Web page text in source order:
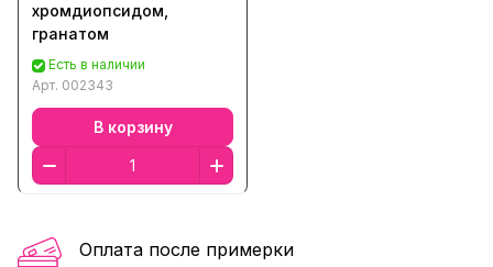
хромдиопсидом,
гранатом
Есть в наличии
Арт. 002343
В корзину
Оплата после примерки